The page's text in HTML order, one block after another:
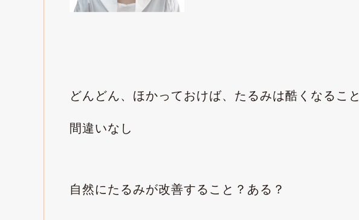
どんどん、ほかっておけば、たるみは酷くなること
間違いなし
自然にたるみが改善すること？ある？